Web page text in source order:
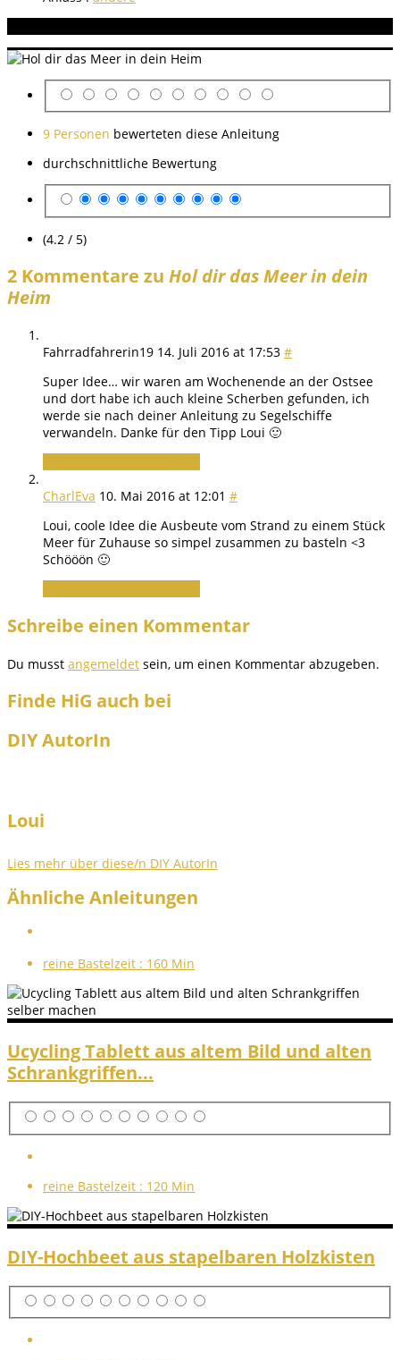
9 Personen bewerteten diese Anleitung
durchschnittliche Bewertung
(4.2 / 5)
2 Kommentare zu Hol dir das Meer in dein
Heim
Fahrradfahrerin19 14. Juli 2016 at 17:53 #
Super Idee… wir waren am Wochenende an der Ostsee
und dort habe ich auch kleine Scherben gefunden, ich
werde sie nach deiner Anleitung zu Segelschiffe
verwandeln. Danke für den Tipp Loui 🙂
CharlEva 10. Mai 2016 at 12:01 #
Loui, coole Idee die Ausbeute vom Strand zu einem Stück
Meer für Zuhause so simpel zusammen zu basteln <3
Schööön 🙂
Schreibe einen Kommentar
Du musst angemeldet sein, um einen Kommentar abzugeben.
Finde HiG auch bei
DIY AutorIn
Loui
Lies mehr über diese/n DIY AutorIn
Ähnliche Anleitungen
reine Bastelzeit : 160 Min
Ucycling Tablett aus altem Bild und alten
Schrankgriffen...
reine Bastelzeit : 120 Min
DIY-Hochbeet aus stapelbaren Holzkisten